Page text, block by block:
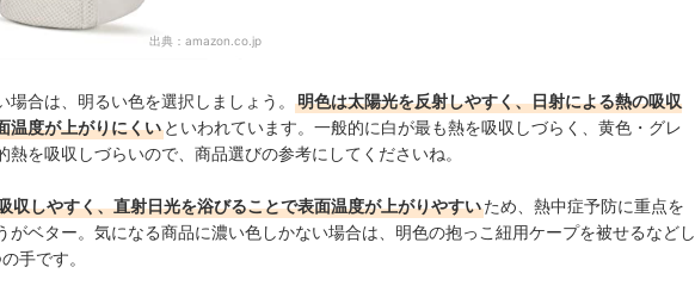
出典： amazon.co.jp
場合は、明るい色を選択しましょう。
明色は太陽光を反射しやすく、日射による熱の吸収
温度が上がりにくい といわれています。一般的に白が最も熱を吸収しづらく、黄色・グレ
熱を吸収しづらいので、商品選びの参考にしてくださいね。
収しやすく、直射日光を浴びることで表面温度が上がりやすいため、熱中症予防に重点を
がベター。気になる商品に濃い色しかない場合は、明色の抱っこ紐用ケープを被せるなどし
手です。